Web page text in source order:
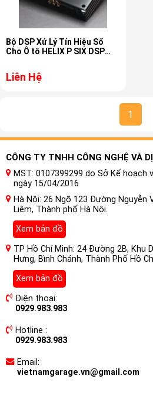
Bộ DSP Xử Lý Tín Hiệu Số
Cho Ô tô HELIX P SIX DSP
Liên Hệ
1
CÔNG TY TNHH CÔNG NGHỆ VÀ
MST: 0107399299 do Sở Kế hoạch
ngày 15/04/2016
Hà Nội: 26 Ngõ 123 Đường Nguyễn
Liêm, Thành phố Hà Nội.
Xem bản đồ
TP Hồ Chí Minh: 24 Đường 2B, Khu
Hưng, Bình Chánh, Thành Phố Hồ
Xem bản đồ
Điện thoại:
0929.983.983
Hotline :
0929.983.983
Email:
vietnamgarage.vn@gmail.com